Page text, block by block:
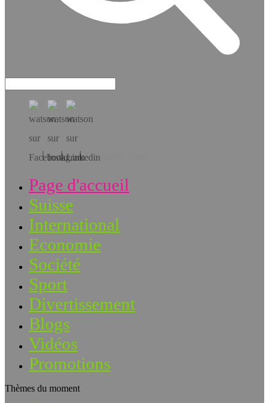
Téléchargez l’app!
Page d'accueil
Suisse
International
Economie
Société
Sport
Divertissement
Blogs
Vidéos
Promotions
Thèmes du moment